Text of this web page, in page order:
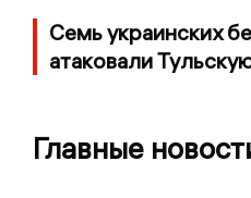
Семь украинских
атаковали
Главные